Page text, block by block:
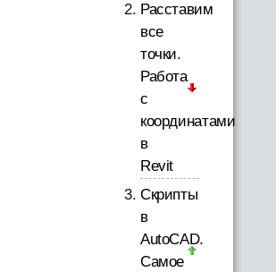
Расставим
все
точки.
Работа
с
координатами
в
Revit
Скрипты
в
AutoCAD.
Самое